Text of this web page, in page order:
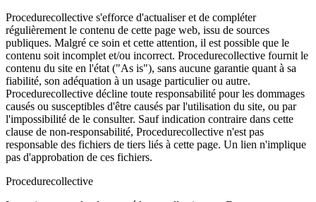
Procedurecollective s'efforce d'actualiser et de compléter
régulièrement le contenu de cette page web, issu de sources
publiques. Malgré ce soin et cette attention, il est possible que le
contenu soit incomplet et/ou incorrect. Procedurecollective fournit le
contenu du site en l'état ("As is"), sans aucune garantie quant à sa
fiabilité, son adéquation à un usage particulier ou autre.
Procedurecollective décline toute responsabilité pour les dommages
causés ou susceptibles d'être causés par l'utilisation du site, ou par
l'impossibilité de le consulter. Sauf indication contraire dans cette
clause de non-responsabilité, Procedurecollective n'est pas
responsable des fichiers de tiers liés à cette page. Un lien n'implique
pas d'approbation de ces fichiers.
Procedurecollective